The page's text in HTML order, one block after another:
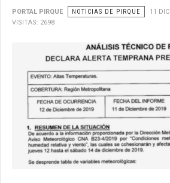
PORTAL PIRQUE NOTICIAS DE PIRQUE
11
VISITAS: 2698